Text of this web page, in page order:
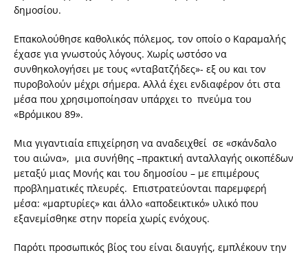
δημοσίου.
Επακολούθησε καθολικός πόλεμος, τον οποίο ο Καραμαλής
έχασε για γνωστούς λόγους. Χωρίς ωστόσο να
συνθηκολογήσει με τους «νταβατζήδες»- εξ ου και τον
πυροβολούν μέχρι σήμερα. Αλλά έχει ενδιαφέρον ότι στα
μέσα που χρησιμοποίησαν υπάρχει το πνεύμα του
«Βρόμικου 89».
Μια γιγαντιαία επιχείρηση να αναδειχθεί σε «σκάνδαλο
του αιώνα», μια συνήθης –πρακτική ανταλλαγής οικοπέδων
μεταξύ μιας Μονής και του δημοσίου – με επιμέρους
προβληματικές πλευρές. Επιστρατεύονται παρεμφερή
μέσα: «μαρτυρίες» και άλλο «αποδεικτικό» υλικό που
εξανεμίσθηκε στην πορεία χωρίς ενόχους.
Παρότι προσωπικός βίος του είναι διαυγής, εμπλέκουν την